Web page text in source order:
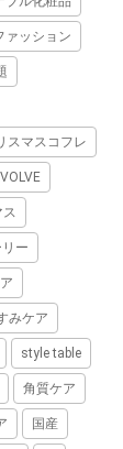
ァッション
スマスコフレ
ス
ー
みケア
style table
角質ケア
国産